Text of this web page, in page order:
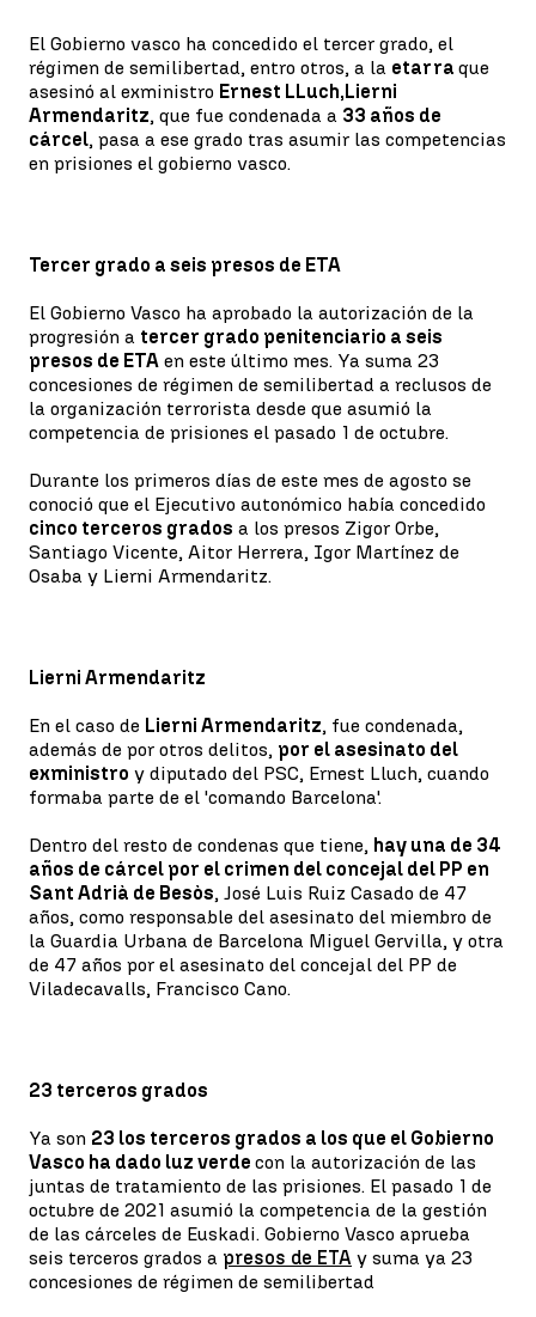
El Gobierno vasco ha concedido el tercer grado, el
régimen de semilibertad, entro otros, a la etarra que
asesinó al exministro Ernest LLuch,Lierni
Armendaritz, que fue condenada a 33 años de
cárcel, pasa a ese grado tras asumir las competencias
en prisiones el gobierno vasco.
Tercer grado a seis presos de ETA
El Gobierno Vasco ha aprobado la autorización de la
progresión a tercer grado penitenciario a seis
presos de ETA en este último mes. Ya suma 23
concesiones de régimen de semilibertad a reclusos de
la organización terrorista desde que asumió la
competencia de prisiones el pasado 1 de octubre.
Durante los primeros días de este mes de agosto se
conoció que el Ejecutivo autonómico había concedido
cinco terceros grados a los presos Zigor Orbe,
Santiago Vicente, Aitor Herrera, Igor Martínez de
Osaba y Lierni Armendaritz.
Lierni Armendaritz
En el caso de Lierni Armendaritz, fue condenada,
además de por otros delitos, por el asesinato del
exministro y diputado del PSC, Ernest Lluch, cuando
formaba parte de el 'comando Barcelona'.
Dentro del resto de condenas que tiene, hay una de 34
años de cárcel por el crimen del concejal del PP en
Sant Adrià de Besòs, José Luis Ruiz Casado de 47
años, como responsable del asesinato del miembro de
la Guardia Urbana de Barcelona Miguel Gervilla, y otra
de 47 años por el asesinato del concejal del PP de
Viladecavalls, Francisco Cano.
23 terceros grados
Ya son 23 los terceros grados a los que el Gobierno
Vasco ha dado luz verde con la autorización de las
juntas de tratamiento de las prisiones. El pasado 1 de
octubre de 2021 asumió la competencia de la gestión
de las cárceles de Euskadi. Gobierno Vasco aprueba
seis terceros grados a presos de ETA y suma ya 23
concesiones de régimen de semilibertad